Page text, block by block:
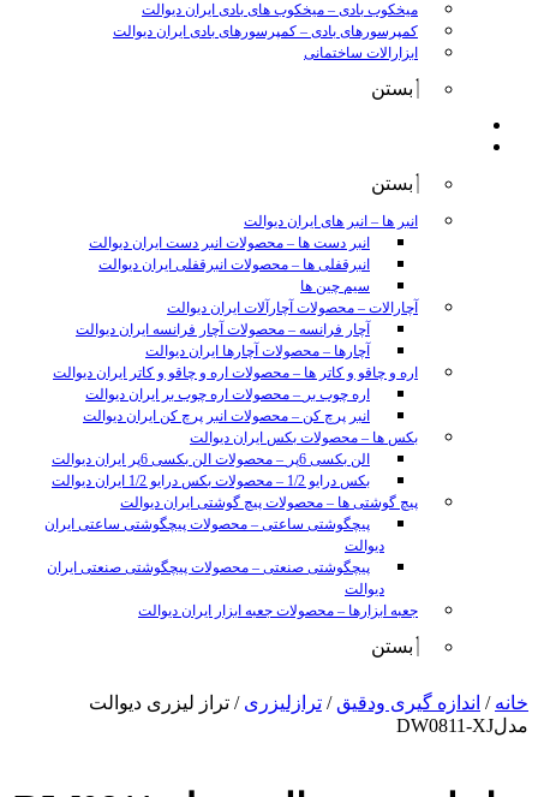
میخکوب بادی – میخکوب های بادی ایران دیوالت
کمپرسورهای بادی – کمپرسورهای بادی ایران دیوالت
ابزارالات ساختمانی
بستن
بستن
انبر ها – انبر های ایران دیوالت
انبر دست ها – محصولات انبر دست ایران دیوالت
انبرقفلی ها – محصولات انبرقفلی ایران دیوالت
سیم چین ها
آچارالات – محصولات آچارآلات ایران دیوالت
آچار فرانسه – محصولات آچار فرانسه ایران دیوالت
آچارها – محصولات آچارها ایران دیوالت
اره و چاقو و کاتر ها – محصولات اره و چاقو و کاتر ایران دیوالت
اره چوب بر – محصولات اره چوب بر ایران دیوالت
انبر پرچ کن – محصولات انبر پرچ کن ایران دیوالت
بکس ها – محصولات بکس ایران دیوالت
الن بکسی 6پر
– محصولات الن بکسی 6پر ایران دیوالت
بکس درایو 1/2
– محصولات بکس درایو 1/2 ایران دیوالت
پیچ گوشتی ها – محصولات پیچ گوشتی ایران دیوالت
پیچگوشتی ساعتی – محصولات پیچگوشتی ساعتی ایران
دیوالت
پیچگوشتی صنعتی – محصولات پیچگوشتی صنعتی ایران
دیوالت
جعبه ابزارها – محصولات جعبه ابزار ایران دیوالت
بستن
sunny
leon
www
خانه / اندازه گیری ودقیق / ترازلیزری / تراز لیزری دیوالت
مدلDW0811-XJ